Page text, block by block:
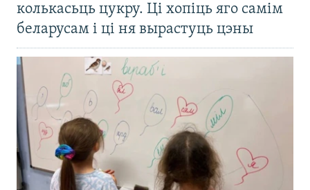
колькасьць цукру. Ці хопіць яго самім
беларусам і ці ня вырастуць цэны